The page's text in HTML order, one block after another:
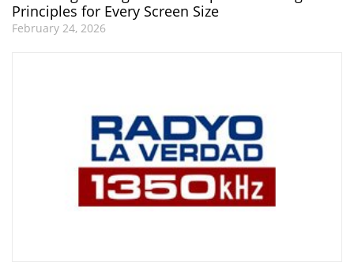
Principles for Every Screen Size
February 24, 2026